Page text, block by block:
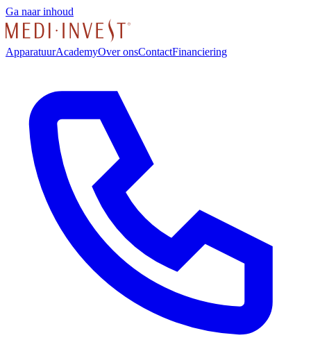
Ga naar inhoud
ApparatuurAcademyOver onsContactFinanciering